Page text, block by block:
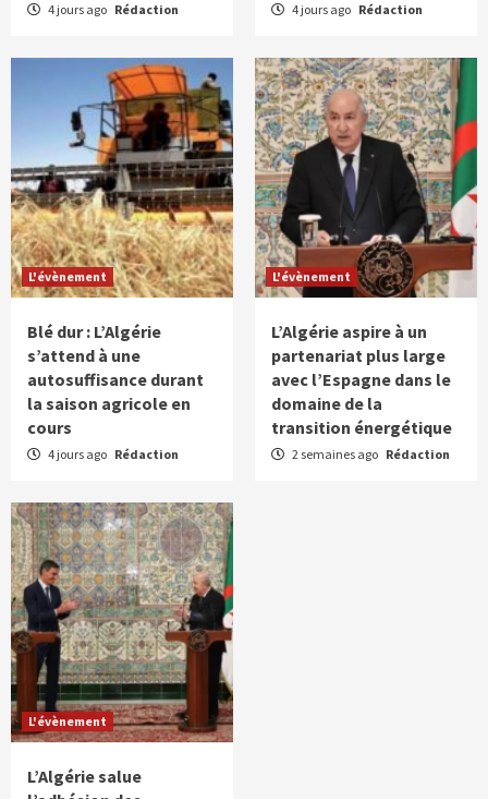
4 jours ago Rédaction 4 jours ago Rédaction
L'évènement
Blé dur : L’Algérie
s’attend à une
autosuffisance durant
la saison agricole en
cours
4 jours ago Rédaction
L'évènement
L’Algérie aspire à un
partenariat plus large
avec l’Espagne dans le
domaine de la
transition énergétique
2 semaines ago Rédaction
L'évènement
L’Algérie salue